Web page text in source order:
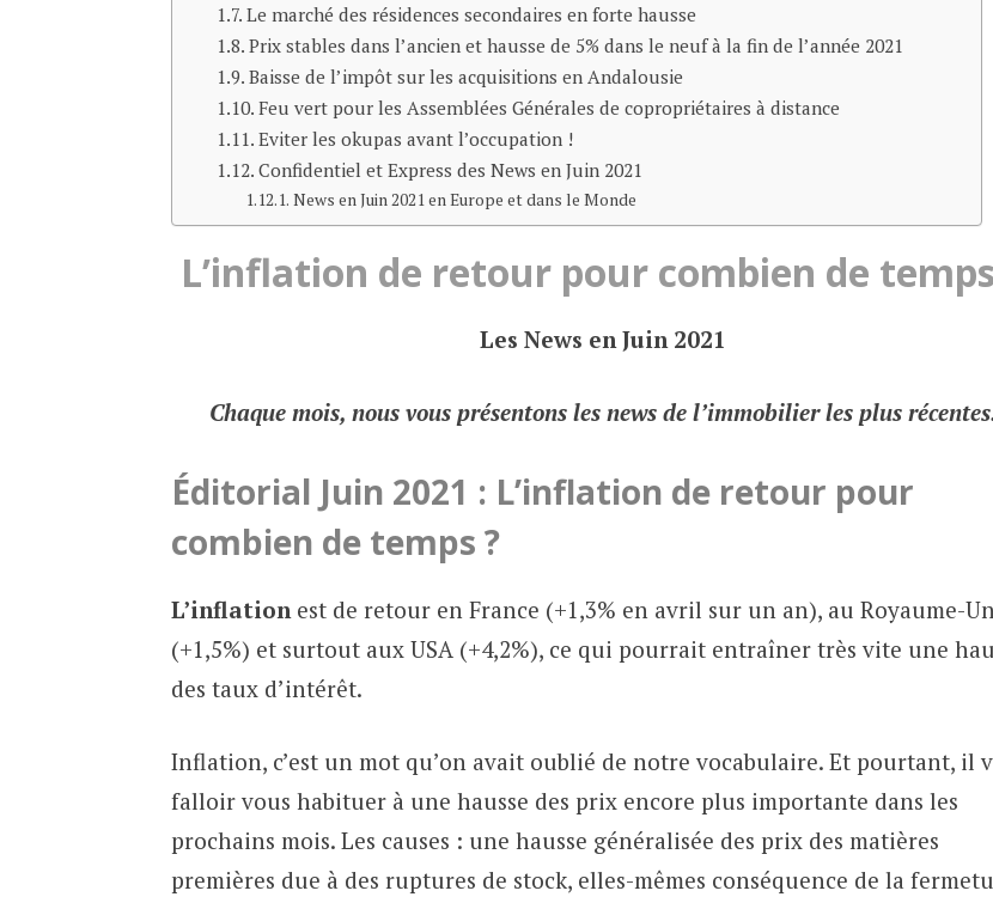
Le marché des résidences secondaires en forte hausse
Prix stables dans l’ancien et hausse de 5% dans le neuf à la fin de l’année 2021
Baisse de l’impôt sur les acquisitions en Andalousie
Feu vert pour les Assemblées Générales de copropriétaires à distance
Eviter les okupas avant l’occupation !
Confidentiel et Express des News en Juin 2021
News en Juin 2021 en Europe et dans le Monde
L’inflation de retour pour combien de
Les News en Juin 2021
Chaque mois, nous vous présentons les news de l’immobilier les plus
Éditorial Juin 2021 : L’inflation de retour pour
combien de temps ?
L’inflationest de retour en France (+1,3% en avril sur un an), au Royaume-
(+1,5%) et surtout aux USA (+4,2%), ce qui pourrait entraîner très vite une
des taux d’intérêt.
Inflation, c’est un mot qu’on avait oublié de notre vocabulaire. Et pourtant, il
falloir vous habituer à une hausse des prix encore plus importante dans les
prochains mois. Les causes : une hausse généralisée des prix des matières
premières due à des ruptures de stock, elles-mêmes conséquence de la